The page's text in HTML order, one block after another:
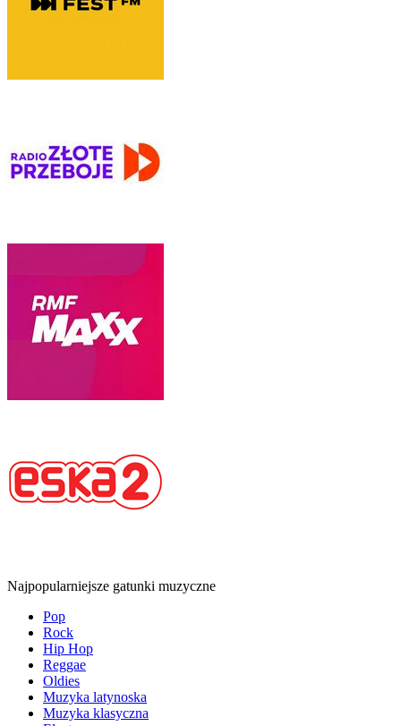
Najpopularniejsze gatunki muzyczne
Pop
Rock
Hip Hop
Reggae
Oldies
Muzyka latynoska
Muzyka klasyczna